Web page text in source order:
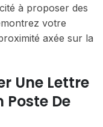
à proposer des
votre
axée sur la
Une Lettre
Poste De